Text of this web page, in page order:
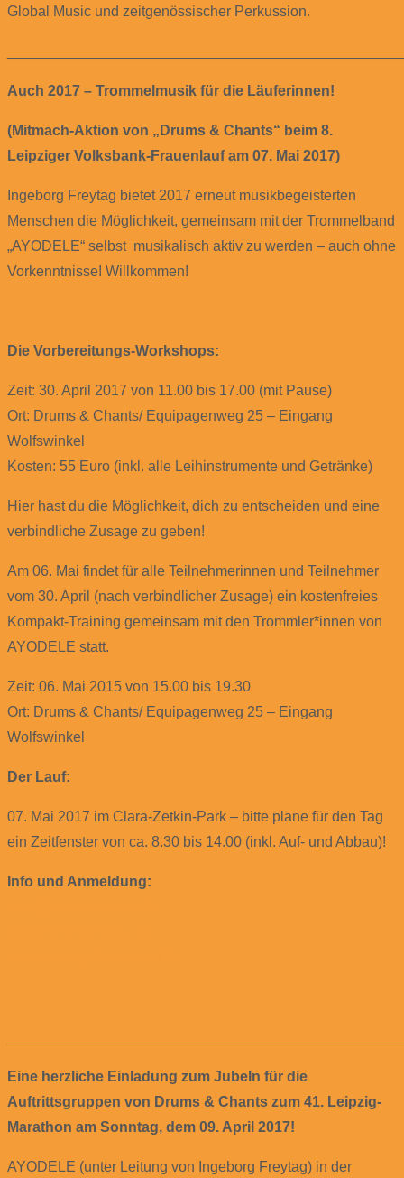
Global Music und zeitgenössischer Perkussion.
Auch 2017 – Trommelmusik für die Läuferinnen!
(Mitmach-Aktion von „Drums & Chants“ beim 8.
Leipziger Volksbank-Frauenlauf am 07. Mai 2017)
Ingeborg Freytag bietet 2017 erneut musikbegeisterten
Menschen die Möglichkeit, gemeinsam mit der Trommelband
„AYODELE“ selbst musikalisch aktiv zu werden – auch ohne
Vorkenntnisse! Willkommen!
Die Vorbereitungs-Workshops:
Zeit: 30. April 2017 von 11.00 bis 17.00 (mit Pause)
Ort: Drums & Chants/ Equipagenweg 25 – Eingang
Wolfswinkel
Kosten: 55 Euro (inkl. alle Leihinstrumente und Getränke)
Hier hast du die Möglichkeit, dich zu entscheiden und eine
verbindliche Zusage zu geben!
Am 06. Mai findet für alle Teilnehmerinnen und Teilnehmer
vom 30. April (nach verbindlicher Zusage) ein kostenfreies
Kompakt-Training gemeinsam mit den Trommler*innen von
AYODELE statt.
Zeit: 06. Mai 2015 von 15.00 bis 19.30
Ort: Drums & Chants/ Equipagenweg 25 – Eingang
Wolfswinkel
Der Lauf:
07. Mai 2017 im Clara-Zetkin-Park – bitte plane für den Tag
ein Zeitfenster von ca. 8.30 bis 14.00 (inkl. Auf- und Abbau)!
Info und Anmeldung:
Eine herzliche Einladung zum Jubeln für die
Auftrittsgruppen von Drums & Chants zum 41. Leipzig-
Marathon am Sonntag, dem 09. April 2017!
AYODELE (unter Leitung von Ingeborg Freytag) in der